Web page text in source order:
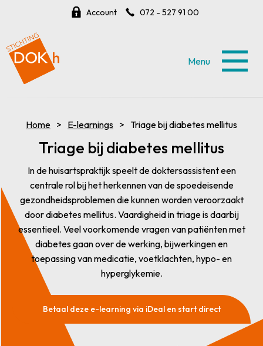
Account 072 - 527 91 00
Menu
Home E-learnings Triage bij diabetes mellitus
Triage bij diabetes mellitus
In de huisartspraktijk speelt de doktersassistent een
centrale rol bij het herkennen van de spoedeisende
gezondheidsproblemen die kunnen worden veroorzaakt
door diabetes mellitus. Vaardigheid in triage is daarbij
essentieel. Veel voorkomende vragen van patiënten met
diabetes gaan over de werking, bijwerkingen en
toepassing van medicatie, voetklachten, hypo- en
hyperglykemie.
Betaal deze e-learning via iDeal en start direct